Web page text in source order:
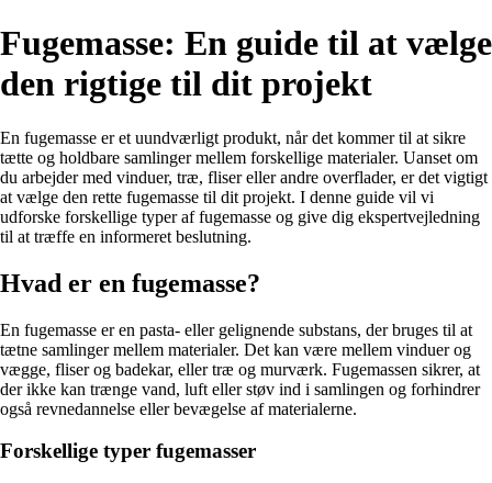
Fugemasse: En guide til at vælge
den rigtige til dit projekt
En fugemasse er et uundværligt produkt, når det kommer til at sikre
tætte og holdbare samlinger mellem forskellige materialer. Uanset om
du arbejder med vinduer, træ, fliser eller andre overflader, er det vigtigt
at vælge den rette fugemasse til dit projekt. I denne guide vil vi
udforske forskellige typer af fugemasse og give dig ekspertvejledning
til at træffe en informeret beslutning.
Hvad er en fugemasse?
En fugemasse er en pasta- eller gelignende substans, der bruges til at
tætne samlinger mellem materialer. Det kan være mellem vinduer og
vægge, fliser og badekar, eller træ og murværk. Fugemassen sikrer, at
der ikke kan trænge vand, luft eller støv ind i samlingen og forhindrer
også revnedannelse eller bevægelse af materialerne.
Forskellige typer fugemasser